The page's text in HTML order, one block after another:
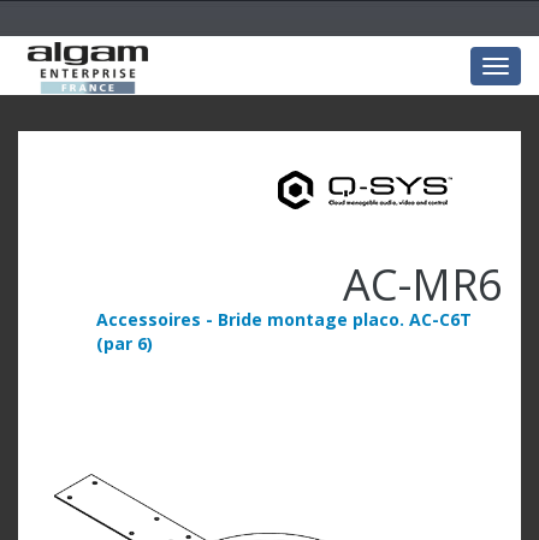
AC-MR6
Accessoires - Bride montage placo. AC-C6T
(par 6)